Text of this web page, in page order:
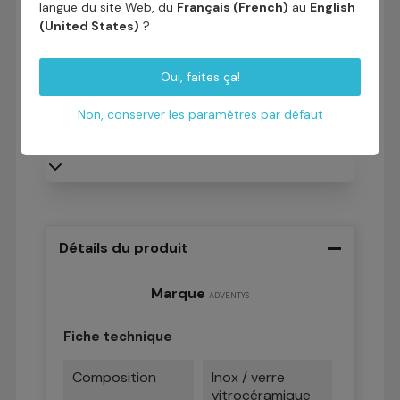
Détails du produit
Marque ADVENTYS
Fiche technique
Composition
Inox / verre
vitrocéramique
 Vous devez vous connecter ou créer
produit
langue du site Web, du Français (French) au English
(United States) ?
Oui, faites ça!
Non, conserver les paramètres par défaut